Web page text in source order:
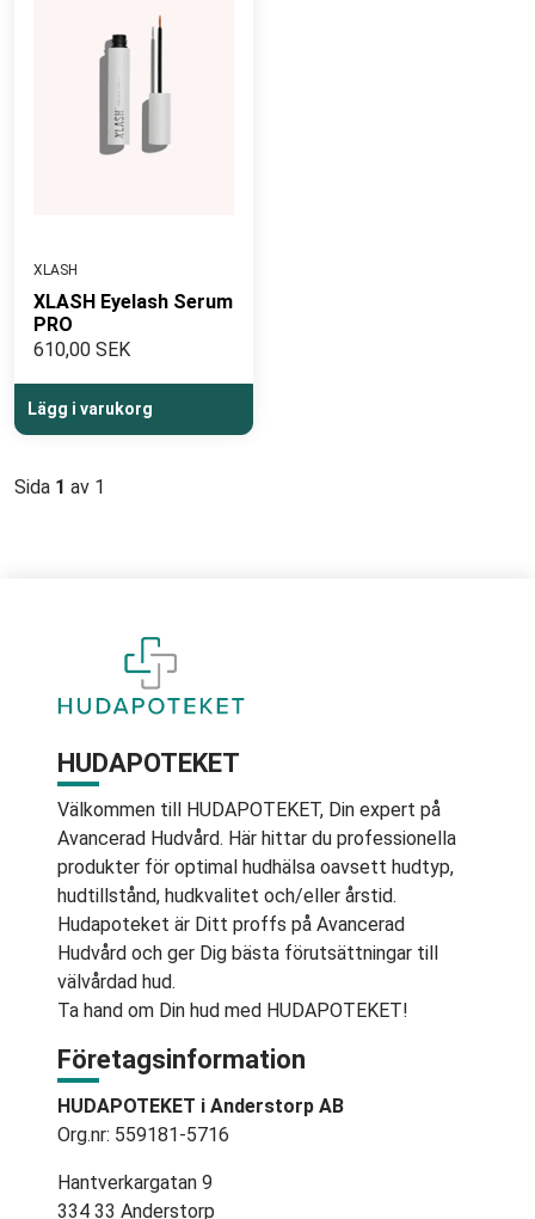
XLASH
XLASH Eyelash Serum
PRO
610,00 SEK
Lägg i varukorg
Sida 1 av 1
HUDAPOTEKET
Välkommen till HUDAPOTEKET, Din expert på
Avancerad Hudvård. Här hittar du professionella
produkter för optimal hudhälsa oavsett hudtyp,
hudtillstånd, hudkvalitet och/eller årstid.
Hudapoteket är Ditt proffs på Avancerad
Hudvård och ger Dig bästa förutsättningar till
välvårdad hud.
Ta hand om Din hud med HUDAPOTEKET!
Företagsinformation
HUDAPOTEKET i Anderstorp AB
Org.nr: 559181-5716
Hantverkargatan 9
334 33 Anderstorp